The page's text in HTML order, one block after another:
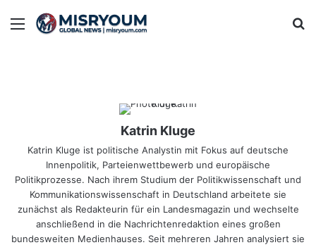
Menu
Katrin Kluge
Katrin Kluge ist politische Analystin mit Fokus auf deutsche
Innenpolitik, Parteienwettbewerb und europäische
Politikprozesse. Nach ihrem Studium der Politikwissenschaft und
Kommunikationswissenschaft in Deutschland arbeitete sie
zunächst als Redakteurin für ein Landesmagazin und wechselte
anschließend in die Nachrichtenredaktion eines großen
bundesweiten Medienhauses. Seit mehreren Jahren analysiert sie